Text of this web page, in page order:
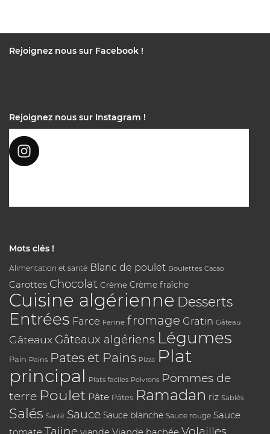
Rejoignez nous sur Facebook !
Rejoignez nous sur Instagram !
Mots clés !
Alimentation et santé Blanc de poulet Boulettes Cacao
Carottes Chocolat Crème Crème fraîche
Cuisine algérienne Desserts
Entrées Farce Farine fromage Gratin Gâteau
Gâteaux Gâteaux algériens Légumes
Pain Pains Pates et Pains Pizza Plat
principal Plats faciles Poivrons Pommes de
terre Poulet Pâte Pâtes Ramadan riz Sablés
Salés Santé Sauce Sauce blanche Sauce rouge Sauce